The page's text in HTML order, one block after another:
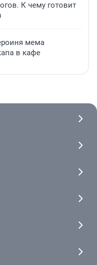
К чему готовит
мема
в кафе